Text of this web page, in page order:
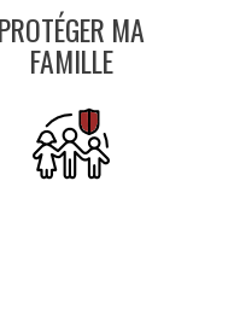
PROTÉGER MA
FAMILLE